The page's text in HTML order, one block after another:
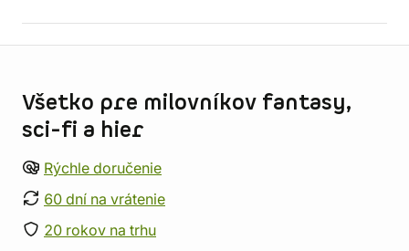
Všetko pre milovníkov fantasy,
sci-fi a hier
Rýchle doručenie
60 dní na vrátenie
20 rokov na trhu